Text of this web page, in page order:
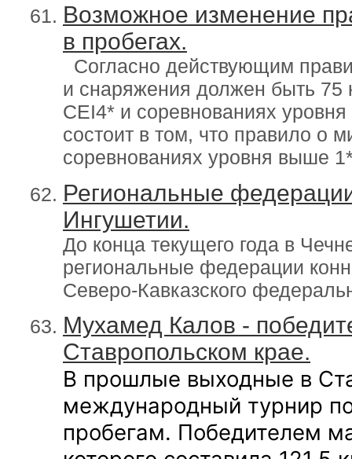
Возможное изменение
в пробегах.
Согласно действующим
и снаряжения должен быть 75
CEI4* и соревнованиях
состоит в том, что правило о
соревнованиях уровня выше
Региональные
Ингушетии.
До конца текущего года в
региональные федерации
Северо-Кавказского
Мухамед Калов -
Ставропольском крае.
В прошлые выходные в
международный турнир
пробегам. Победителем